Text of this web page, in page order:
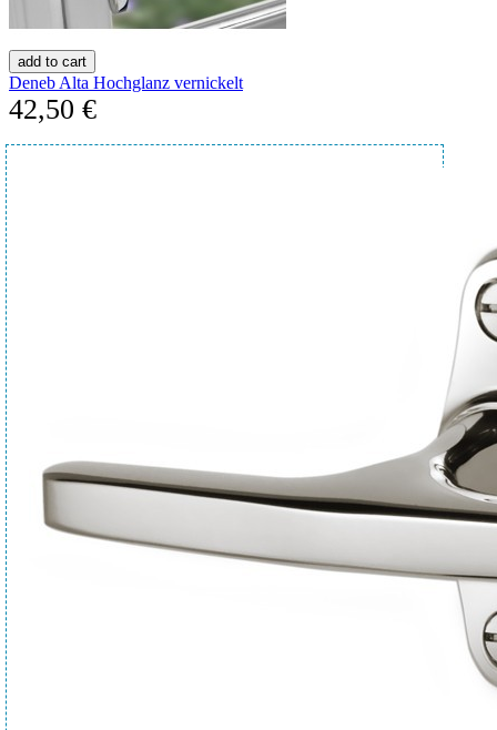
add to cart
Deneb Alta Hochglanz vernickelt
42,50 €